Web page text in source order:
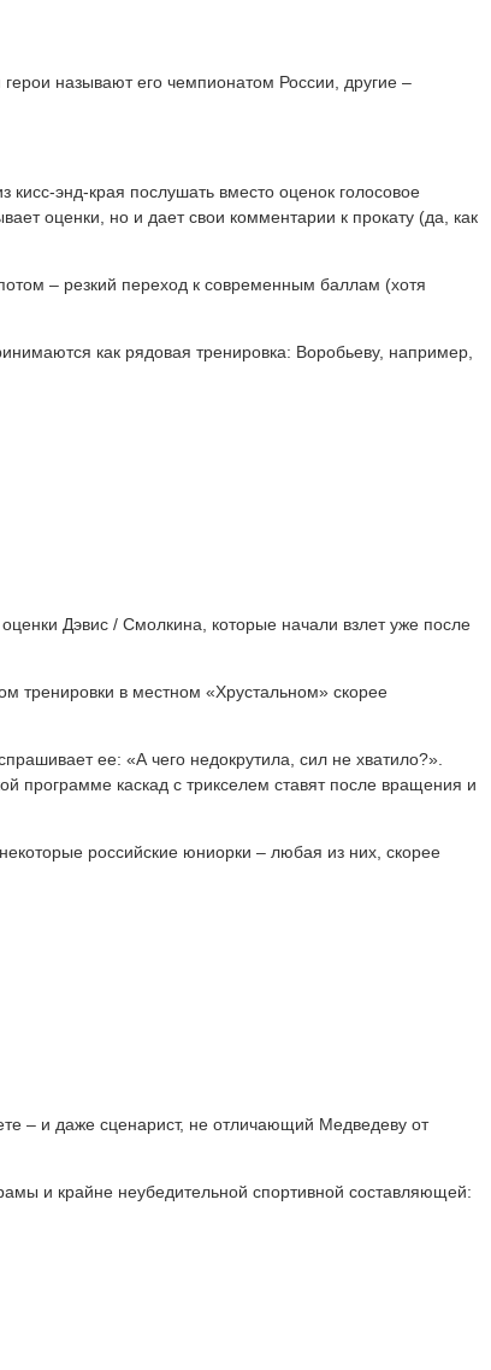
называют его чемпионатом России, другие –
энд-края послушать вместо оценок голосовое
оценки, но и дает свои комментарии к прокату (да, как
– резкий переход к современным баллам (хотя
как рядовая тренировка: Воробьеву, например,
Дэвис / Смолкина, которые начали взлет уже после
тренировки в местном «Хрустальном» скорее
ее: «А чего недокрутила, сил не хватило?».
программе каскад с трикселем ставят после вращения и
российские юниорки – любая из них, скорее
– и даже сценарист, не отличающий Медведеву от
и крайне неубедительной спортивной составляющей: